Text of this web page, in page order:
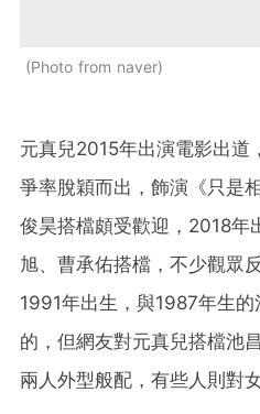
Photo from naver
元真兒2015年出演電影出道
爭率脫穎而出，飾演《只是
俊昊搭檔頗受歡迎，2018年
旭、曹承佑搭檔，不少觀眾
1991年出生，與1987年生
的，但網友對元真兒搭檔池
兩人外型般配，有些人則對